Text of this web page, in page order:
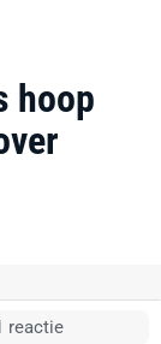
hoop
reactie